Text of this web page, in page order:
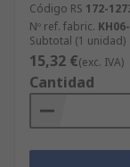
Código RS 172-
Nº ref. fabric.
Subtotal (1 unidad)
15,32 €(exc. IVA)
Cantidad